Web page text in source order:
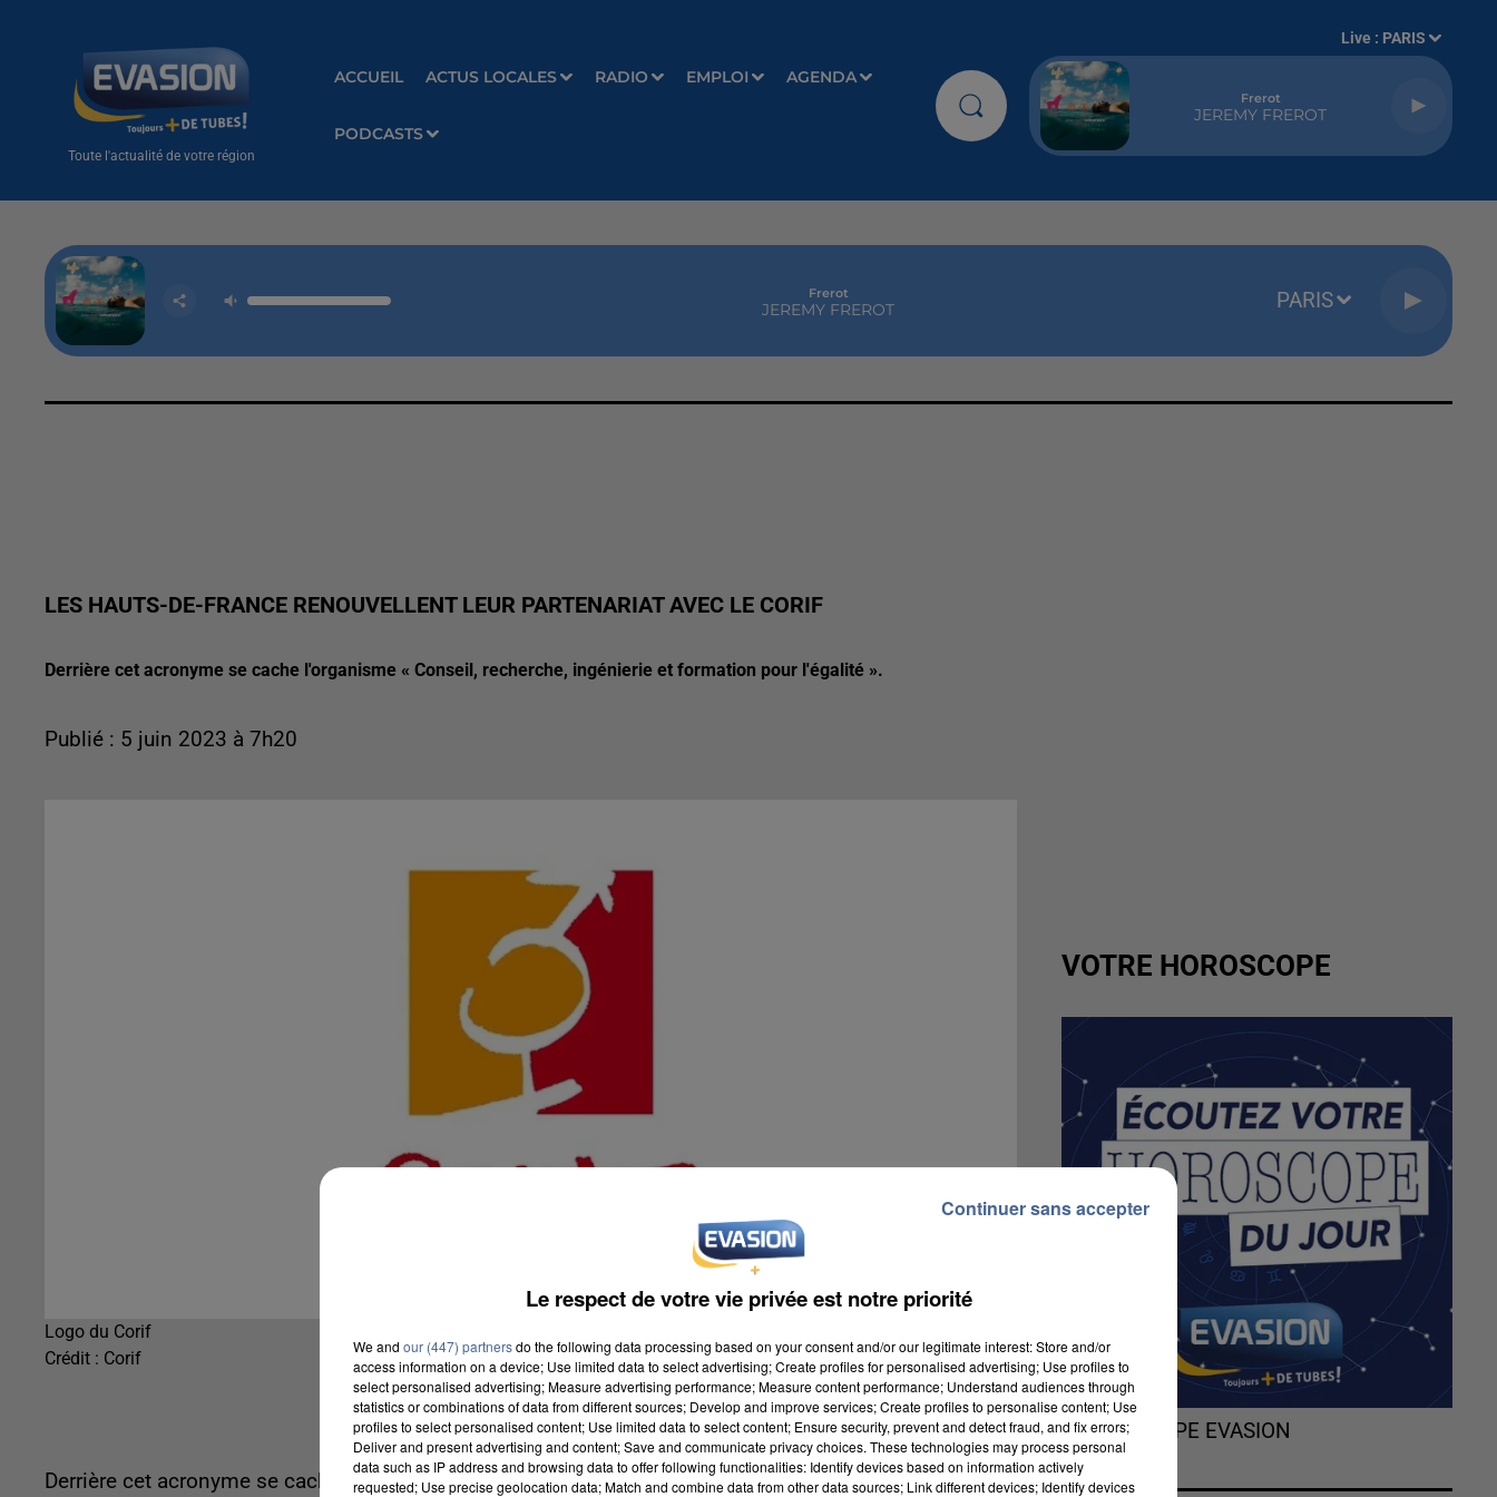
Toute l'actualité de votre région
ACCUEIL ACTUS LOCALES RADIO EMPLOI AGENDA
PODCASTS
Live : PARIS
Frerot
JEREMY FREROT
Frerot
JEREMY FREROT PARIS
LES HAUTS-DE-FRANCE RENOUVELLENT LEUR PARTENARIAT AVEC LE CORIF
Derrière cet acronyme se cache l'organisme « Conseil, recherche, ingénierie et formation pour l'égalité ».
Publié : 5 juin 2023 à 7h20
Logo du Corif
Crédit : Corif
Derrière cet acronyme se cache l'organisme« Conseil, recherche, ingénierie et formation pour
VOTRE HOROSCOPE
L'HOROSCOPE EVASION
Le respect de votre vie privée est notre priorité
We and our (447) partnersdo the following data processing based on your consent and/or our legitimate interest: Store and/or
access information on a device; Use limited data to select advertising; Create profiles for personalised advertising; Use profiles to
select personalised advertising; Measure advertising performance; Measure content performance; Understand audiences through
statistics or combinations of data from different sources; Develop and improve services; Create profiles to personalise content; Use
profiles to select personalised content; Use limited data to select content; Ensure security, prevent and detect fraud, and fix errors;
Deliver and present advertising and content; Save and communicate privacy choices. These technologies may process personal
data such as IP address and browsing data to offer following functionalities: Identify devices based on information actively
requested; Use precise geolocation data; Match and combine data from other data sources; Link different devices; Identify devices
Continuer sans accepter